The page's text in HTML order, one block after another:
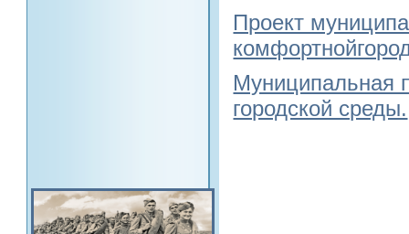
Проект
Муниципальная
городской среды.